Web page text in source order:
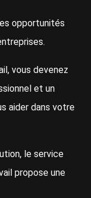
opportunités
vous devenez
et un
aider dans votre
le service
propose une